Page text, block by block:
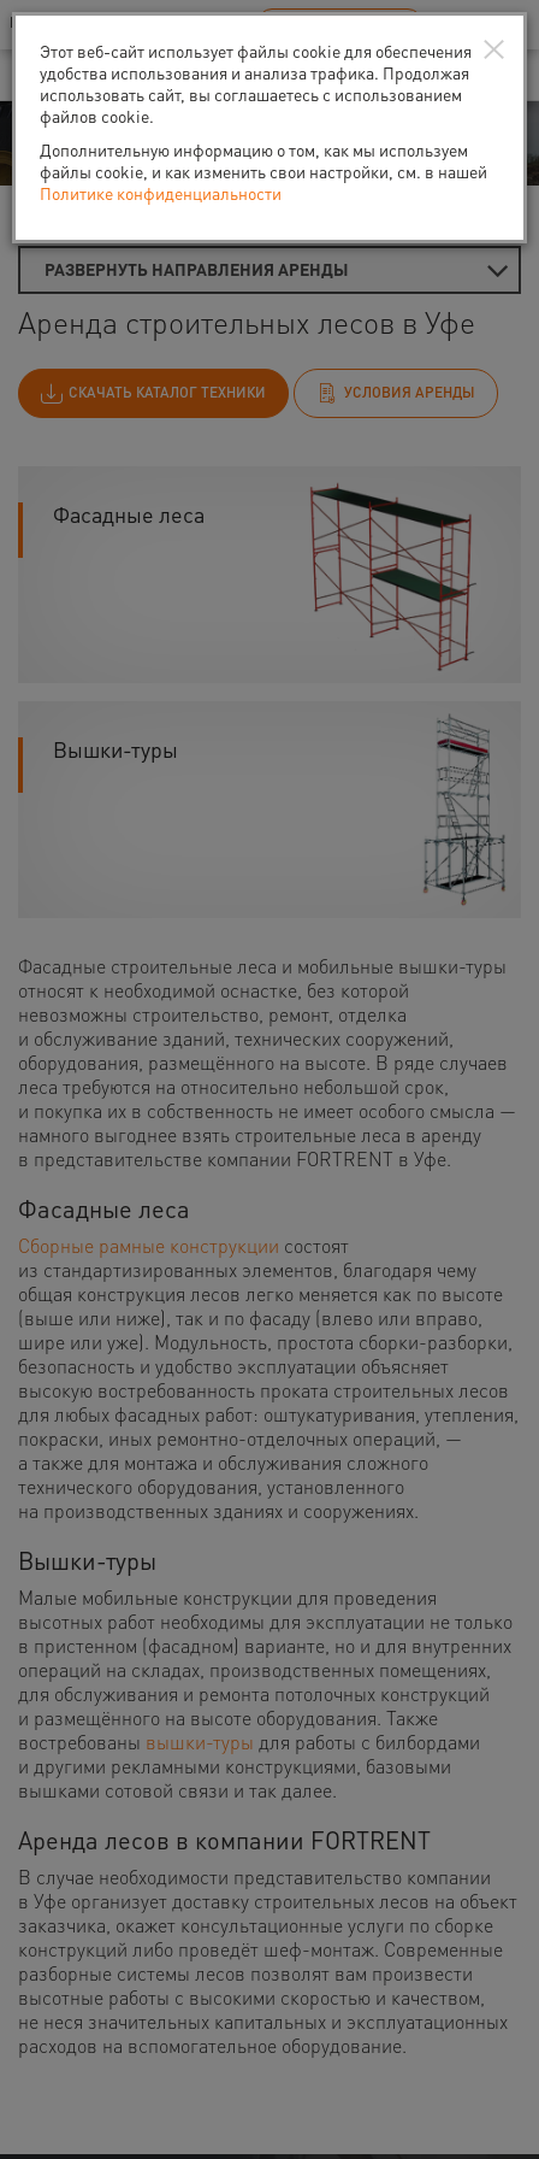
Ваш город:Уфа
В Вашем регионе нет наших офисов RU EN
Аренда
РАЗВЕРНУТЬ НАПРАВЛЕНИЯ АРЕНДЫ
Аренда строительных лесов в Уфе
СКАЧАТЬ КАТАЛОГ ТЕХНИКИ УСЛОВИЯ АРЕНДЫ
Фасадные леса
Вышки-туры
Фасадные строительные леса и мобильные вышки-туры
относят к необходимой оснастке, без которой
невозможны строительство, ремонт, отделка
и обслуживание зданий, технических сооружений,
оборудования, размещённого на высоте. В ряде случаев
леса требуются на относительно небольшой срок,
и покупка их в собственность не имеет особого смысла —
намного выгоднее взять строительные леса в аренду
в представительстве компании FORTRENT в Уфе.
Фасадные леса
Сборные рамные конструкции состоят
из стандартизированных элементов, благодаря чему
общая конструкция лесов легко меняется как по высоте
(выше или ниже), так и по фасаду (влево или вправо,
шире или уже). Модульность, простота сборки-разборки,
безопасность и удобство эксплуатации объясняет
высокую востребованность проката строительных лесов
для любых фасадных работ: оштукатуривания, утепления,
покраски, иных ремонтно-отделочных операций, —
а также для монтажа и обслуживания сложного
технического оборудования, установленного
на производственных зданиях и сооружениях.
Вышки-туры
Малые мобильные конструкции для проведения
высотных работ необходимы для эксплуатации не только
в пристенном (фасадном) варианте, но и для внутренних
операций на складах, производственных помещениях,
для обслуживания и ремонта потолочных конструкций
и размещённого на высоте оборудования. Также
востребованы вышки-туры для работы с билбордами
и другими рекламными конструкциями, базовыми
вышками сотовой связи и так далее.
Аренда лесов в компании FORTRENT
В случае необходимости представительство компании
в Уфе организует доставку строительных лесов на объект
заказчика, окажет консультационные услуги по сборке
конструкций либо проведёт шеф-монтаж. Современные
разборные системы лесов позволят вам произвести
высотные работы с высокими скоростью и качеством,
не неся значительных капитальных и эксплуатационных
расходов на вспомогательное оборудование.
×
Этот веб-сайт использует файлы cookie для обеспечения
удобства использования и анализа трафика. Продолжая
использовать сайт, вы соглашаетесь с использованием
файлов cookie.
Дополнительную информацию о том, как мы используем
файлы cookie, и как изменить свои настройки, см. в нашей
Политике конфиденциальности